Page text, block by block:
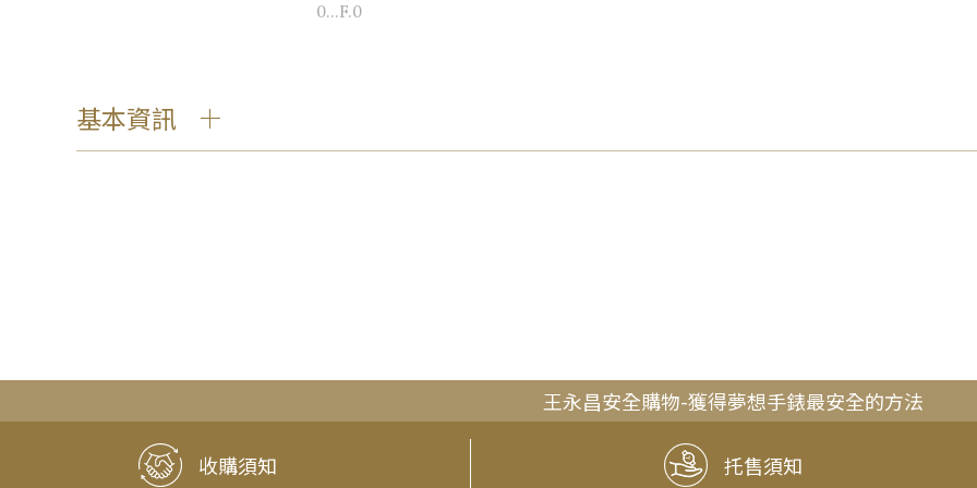
0...F.0
基本資訊
王永昌安全購物-獲得夢想手錶最安全的方法
收購須知 托售須知